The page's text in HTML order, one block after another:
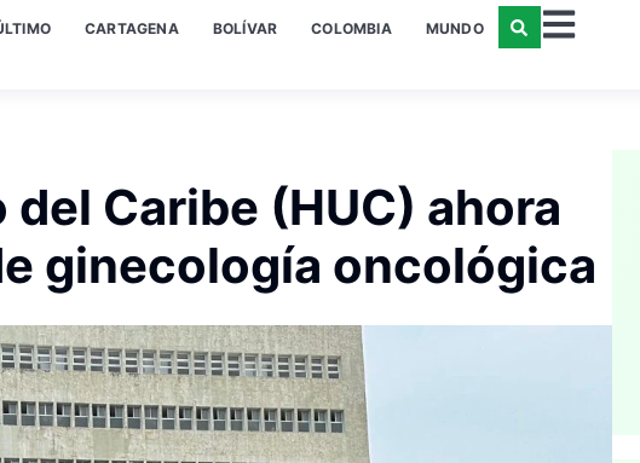
CARTAGENA BOLÍVAR COLOMBIA MUNDO
Caribe (HUC) ahora
ginecología oncológica